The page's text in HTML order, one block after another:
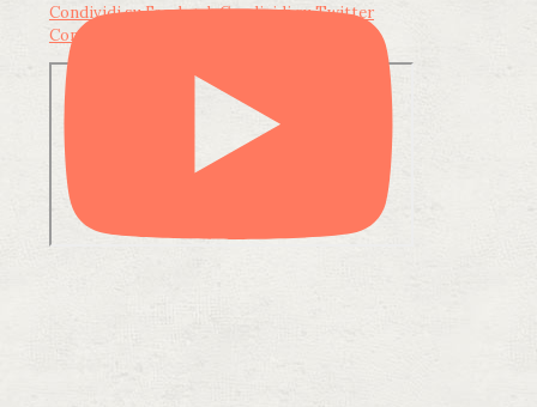
Condividi su FacebookCondividi su Twitter
Condividi su LinkedIn